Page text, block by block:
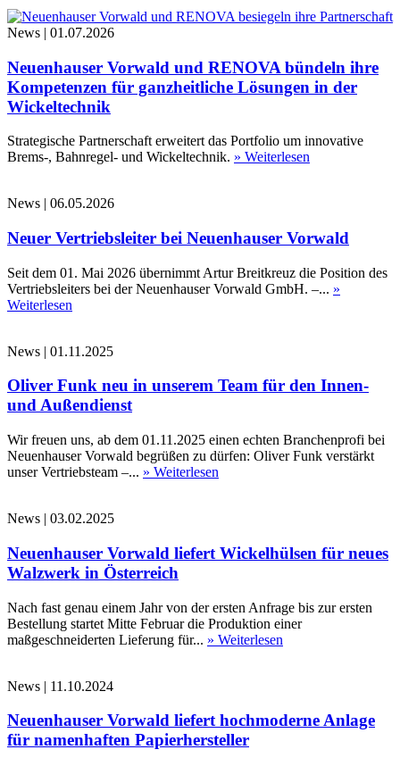
News | 01.07.2026
Neuenhauser Vorwald und RENOVA bündeln ihre
Kompetenzen für ganzheitliche Lösungen in der
Wickeltechnik
Strategische Partnerschaft erweitert das Portfolio um innovative
Brems-, Bahnregel- und Wickeltechnik. » Weiterlesen
News | 06.05.2026
Neuer Vertriebsleiter bei Neuenhauser Vorwald
Seit dem 01. Mai 2026 übernimmt Artur Breitkreuz die Position des
Vertriebsleiters bei der Neuenhauser Vorwald GmbH. –... »
Weiterlesen
News | 01.11.2025
Oliver Funk neu in unserem Team für den Innen-
und Außendienst
Wir freuen uns, ab dem 01.11.2025 einen echten Branchenprofi bei
Neuenhauser Vorwald begrüßen zu dürfen: Oliver Funk verstärkt
unser Vertriebsteam –... » Weiterlesen
News | 03.02.2025
Neuenhauser Vorwald liefert Wickelhülsen für neues
Walzwerk in Österreich
Nach fast genau einem Jahr von der ersten Anfrage bis zur ersten
Bestellung startet Mitte Februar die Produktion einer
maßgeschneiderten Lieferung für... » Weiterlesen
News | 11.10.2024
Neuenhauser Vorwald liefert hochmoderne Anlage
für namenhaften Papierhersteller